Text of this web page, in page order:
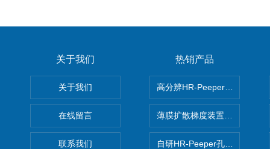
关于我们
关于我们
在线留言
联系我们
热销产品
高分辨HR-Peeper采样器孔隙
薄膜扩散梯度装置 Agl DGT
自研HR-Peeper孔隙水采样器